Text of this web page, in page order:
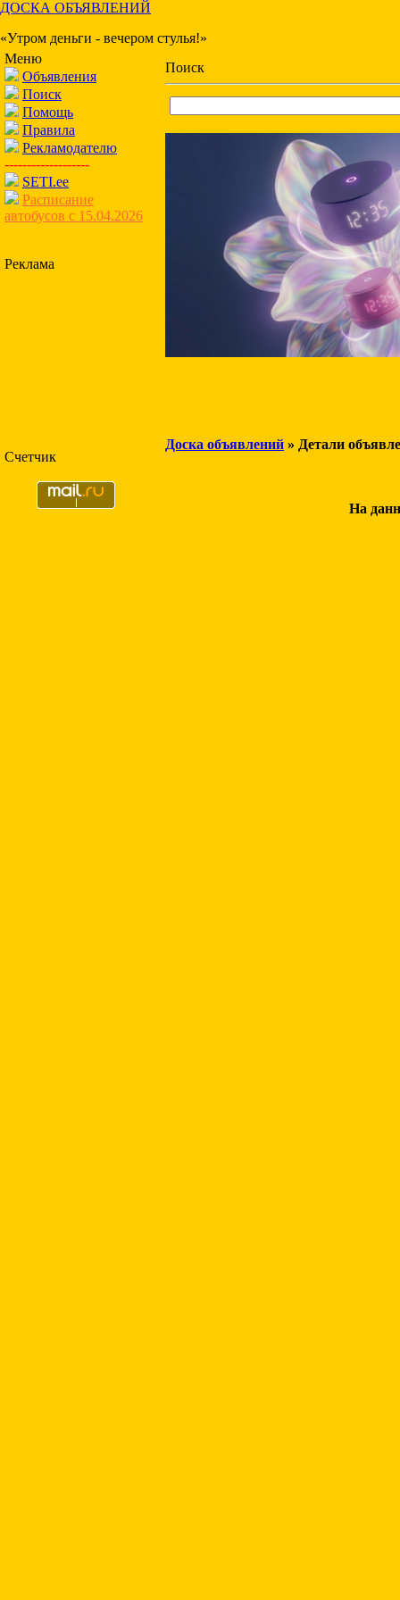
ДОСКА ОБЪЯВЛЕНИЙ
«Утром деньги - вечером стулья!»
Меню
Объявления
Поиск
Помощь
Правила
Рекламодателю
-------------------
SETI.ee
Расписание
автобусов с 15.04.2026
Реклама
Счетчик
Поиск
Доска объявлений » Детали
На